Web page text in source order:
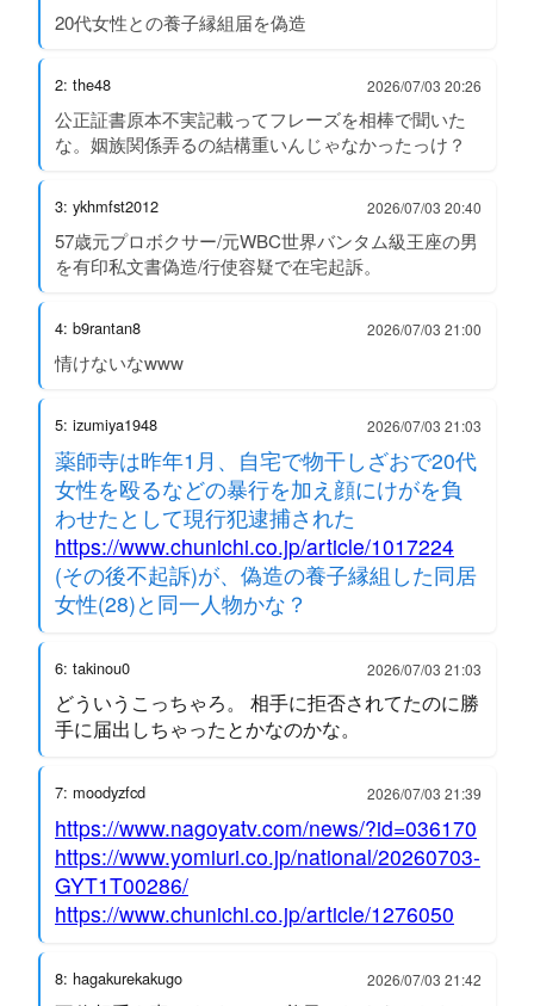
20代女性との養子縁組届を偽造
2: the48 2026/07/03 20:26
公正証書原本不実記載ってフレーズを相棒で聞いた
な。姻族関係弄るの結構重いんじゃなかったっけ？
3: ykhmfst2012 2026/07/03 20:40
57歳元プロボクサー/元WBC世界バンタム級王座の男
を有印私文書偽造/行使容疑で在宅起訴。
4: b9rantan8 2026/07/03 21:00
情けないなwww
5: izumiya1948 2026/07/03 21:03
薬師寺は昨年1月、自宅で物干しざおで20代
女性を殴るなどの暴行を加え顔にけがを負
わせたとして現行犯逮捕された
https://www.chunichi.co.jp/article/1017224
(その後不起訴)が、偽造の養子縁組した同居
女性(28)と同一人物かな？
6: takinou0 2026/07/03 21:03
どういうこっちゃろ。 相手に拒否されてたのに勝
手に届出しちゃったとかなのかな。
7: moodyzfcd 2026/07/03 21:39
https://www.nagoyatv.com/news/?id=036170
https://www.yomiuri.co.jp/national/20260703-
GYT1T00286/
https://www.chunichi.co.jp/article/1276050
8: hagakurekakugo 2026/07/03 21:42